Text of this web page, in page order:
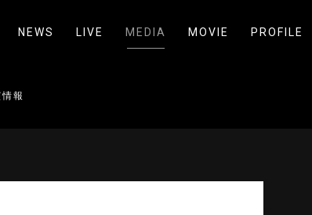
NEWS LIVE MEDIA MOVIE PROFILE
報